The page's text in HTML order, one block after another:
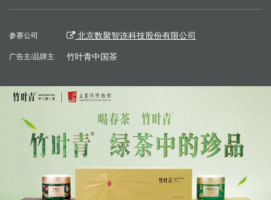
参赛公司 北京数聚智连科技股份有限公司
广告主/品牌主 竹叶青中国茶